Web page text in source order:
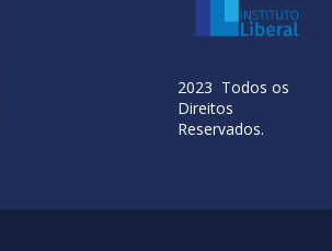
2023 Todos os
Direitos
Reservados.